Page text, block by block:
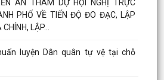
AN THAM DỰ HỘI NGHỊ TRỰC
PHỐ VỀ TIẾN ĐỘ ĐO ĐẠC, LẬP
LẬP...
luyện Dân quân tự vệ tại chỗ